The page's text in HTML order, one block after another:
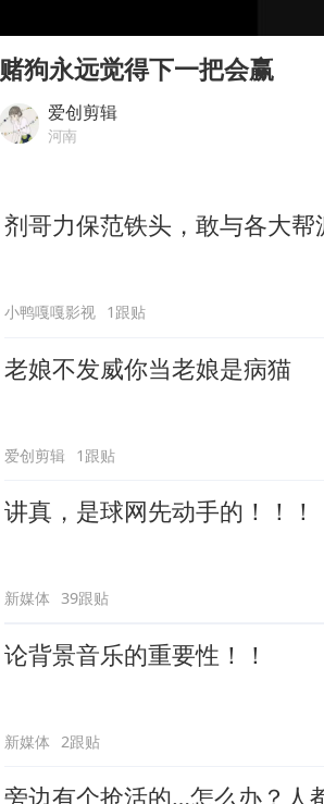
中国稀土盘中涨停
日本广岛民众举
粉笔发布“自曝式
赌狗永远觉得下一把会赢
爱创剪辑
河南
剂哥力保范铁头，敢与各大
小鸭嘎嘎影视 1跟贴
老娘不发威你当老娘是病猫
爱创剪辑 1跟贴
讲真，是球网先动手的！！！
新媒体 39跟贴
论背景音乐的重要性！！
新媒体 2跟贴
旁边有个抢活的…怎么办？人